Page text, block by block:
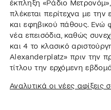
έκπληξη «Ράδιο
πλέκεται περίτεχνα με την
και εφηβικού πάθους. Ενώ
νέα επεισόδια, καθώς
και 4 το κλασικό
Alexanderplatz» πριν την
τίτλου την ερχόμενη
Αναλυτικά οι νέες αφίξεις